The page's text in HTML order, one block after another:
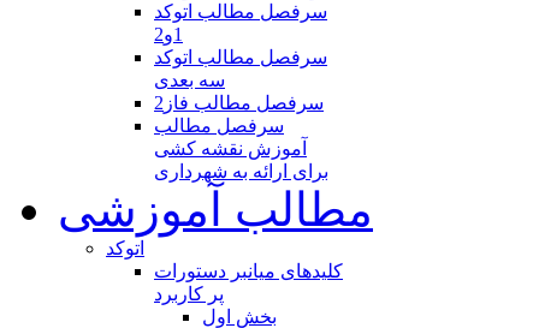
سرفصل مطالب اتوکد
1و2
سرفصل مطالب اتوکد
سه بعدی
سرفصل مطالب فاز2
سرفصل مطالب
آموزش نقشه کشی
برای ارائه به شهرداری
مطالب آموزشی
اتوکد
کلیدهای میانبر دستورات
پر کاربرد
بخش اول